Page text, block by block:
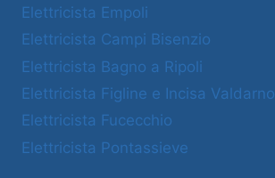
Elettricista Empoli
Elettricista Campi Bisenzio
Elettricista Bagno a Ripoli
Elettricista Figline e Incisa Valdarno
Elettricista Fucecchio
Elettricista Pontassieve